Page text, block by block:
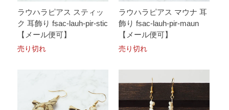
ラウハラピアス スティッ
ク 耳飾り fsac-lauh-pir-stic
【メール便可】
売り切れ
ラウハラピアス マウナ 耳
飾り fsac-lauh-pir-maun
【メール便可】
売り切れ